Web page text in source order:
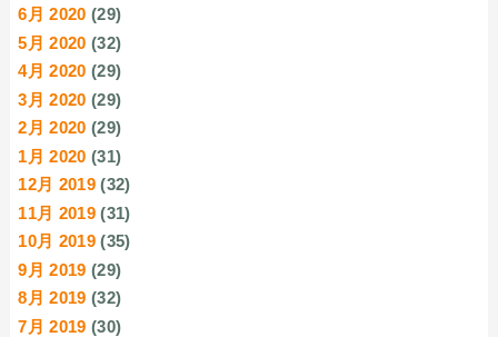
6月 2020 (29)
5月 2020 (32)
4月 2020 (29)
3月 2020 (29)
2月 2020 (29)
1月 2020 (31)
12月 2019 (32)
11月 2019 (31)
10月 2019 (35)
9月 2019 (29)
8月 2019 (32)
7月 2019 (30)